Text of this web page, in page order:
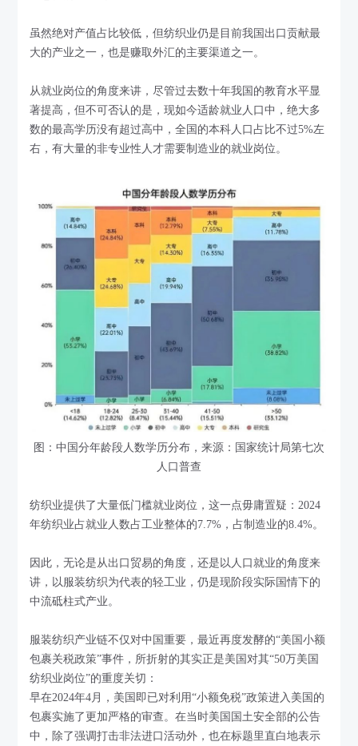
虽然绝对产值占比较低，但纺织业仍是目前我国出口贡献最
大的产业之一，也是赚取外汇的主要渠道之一。
从就业岗位的角度来讲，尽管过去数十年我国的教育水平显
著提高，但不可否认的是，现如今适龄就业人口中，绝大多
数的最高学历没有超过高中，全国的本科人口占比不过5%左
右，有大量的非专业性人才需要制造业的就业岗位。
图：中国分年龄段人数学历分布，来源：国家统计局第七次
人口普查
纺织业提供了大量低门槛就业岗位，这一点毋庸置疑：2024
年纺织业占就业人数占工业整体的7.7%，占制造业的8.4%。
因此，无论是从出口贸易的角度，还是以人口就业的角度来
讲，以服装纺织为代表的轻工业，仍是现阶段实际国情下的
中流砥柱式产业。
服装纺织产业链不仅对中国重要，最近再度发酵的“美国小额
包裹关税政策”事件，所折射的其实正是美国对其“50万美国
纺织业岗位”的重度关切：
早在2024年4月，美国即已对利用“小额免税”政策进入美国的
包裹实施了更加严格的审查。在当时美国国土安全部的公告
中，除了强调打击非法进口活动外，也在标题里直白地表示